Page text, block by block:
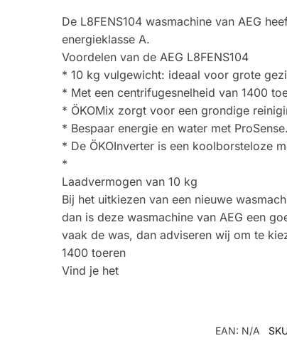
De L8FENS104 wasmachine van AEG
energieklasse A.
Voordelen van de AEG L8FENS104
* 10 kg vulgewicht: ideaal voor grote
* Met een centrifugesnelheid van 1400
* ÖKOMix zorgt voor een grondige
* Bespaar energie en water met ProSense.
* De ÖKOInverter is een koolborsteloze
*
Laadvermogen van 10 kg
Bij het uitkiezen van een nieuwe
dan is deze wasmachine van AEG een
vaak de was, dan adviseren wij om te
1400 toeren
Vind je het
EAN: N/A